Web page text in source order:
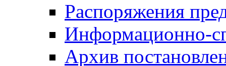
Распоряжения
Информационно-
Архив